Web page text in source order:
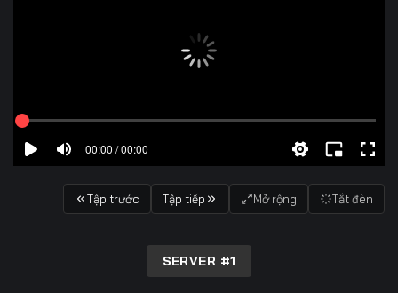
00:00 / 00:00
Tập trước Tập tiếp Mở rộng Tắt đèn
SERVER #1